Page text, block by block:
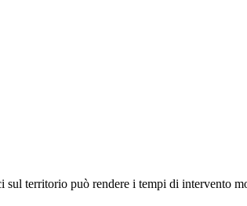
sul territorio può rendere i tempi di intervento